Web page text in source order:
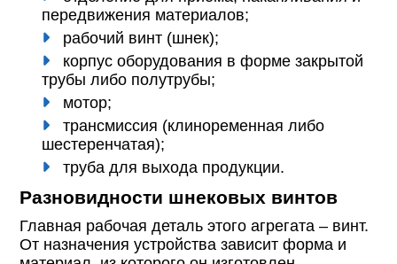
передвижения материалов;
рабочий винт (шнек);
корпус оборудования в форме закрытой
трубы либо полутрубы;
мотор;
трансмиссия (клиноременная либо
шестеренчатая);
труба для выхода продукции.
Разновидности шнековых винтов
Главная рабочая деталь этого агрегата – винт.
От назначения устройства зависит форма и